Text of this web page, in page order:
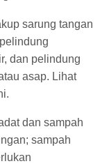
sarung tangan
dan pelindung
asap. Lihat
dan sampah
sampah